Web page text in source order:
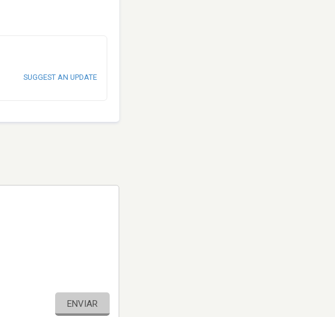
SUGGEST AN UPDATE
ENVIAR